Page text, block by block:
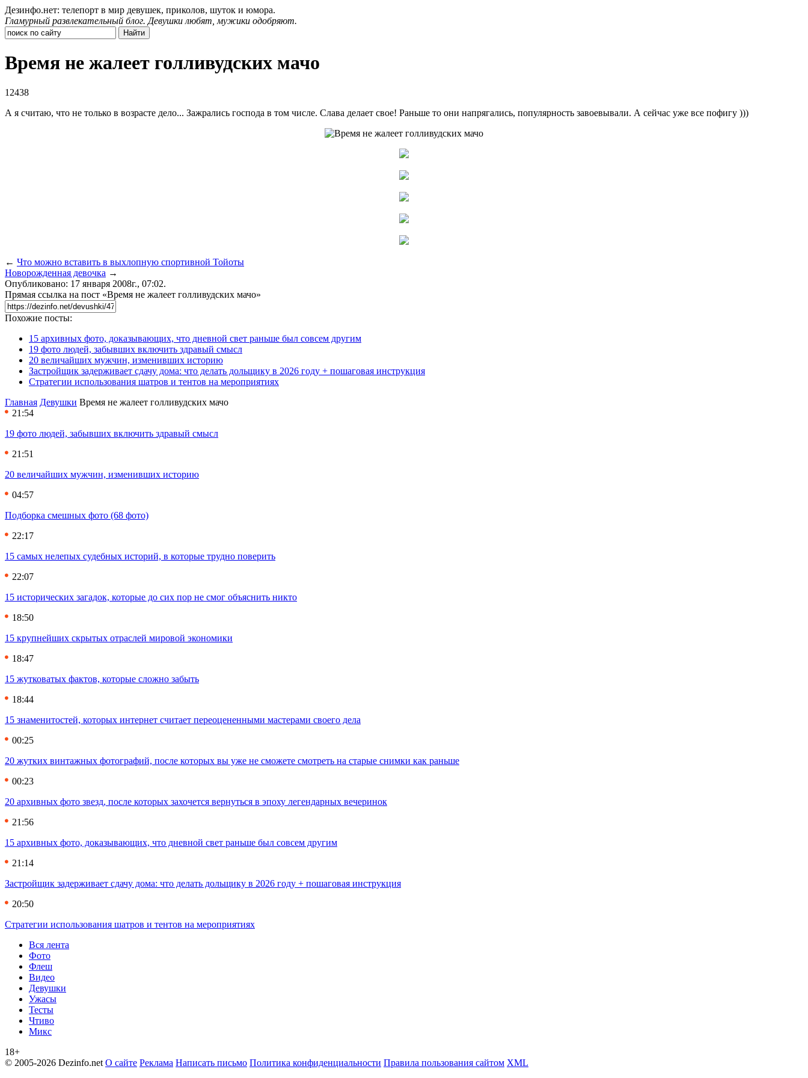
Дезинфо.нет: телепорт в мир девушек, приколов, шуток и юмора.
Гламурный развлекательный блог. Девушки любят, мужики одобряют.
Время не жалеет голливудских мачо
12438
А я считаю, что не только в возрасте дело... Зажрались господа в том числе. Слава делает свое! Раньше то они напрягались, популярность завоевывали. А сейчас уже все пофигу )))
← Что можно вставить в выхлопную спортивной Тойоты
Новорожденная девочка →
Опубликовано: 17 января 2008г., 07:02.
Прямая ссылка на пост «Время не жалеет голливудских мачо»
Похожие посты:
15 архивных фото, доказывающих, что дневной свет раньше был совсем другим
19 фото людей, забывших включить здравый смысл
20 величайших мужчин, изменивших историю
Застройщик задерживает сдачу дома: что делать дольщику в 2026 году + пошаговая инструкция
Стратегии использования шатров и тентов на мероприятиях
Главная Девушки Время не жалеет голливудских мачо
21:54
19 фото людей, забывших включить здравый смысл
21:51
20 величайших мужчин, изменивших историю
04:57
Подборка смешных фото (68 фото)
22:17
15 самых нелепых судебных историй, в которые трудно поверить
22:07
15 исторических загадок, которые до сих пор не смог объяснить никто
18:50
15 крупнейших скрытых отраслей мировой экономики
18:47
15 жутковатых фактов, которые сложно забыть
18:44
15 знаменитостей, которых интернет считает переоцененными мастерами своего дела
00:25
20 жутких винтажных фотографий, после которых вы уже не сможете смотреть на старые снимки как раньше
00:23
20 архивных фото звезд, после которых захочется вернуться в эпоху легендарных вечеринок
21:56
15 архивных фото, доказывающих, что дневной свет раньше был совсем другим
21:14
Застройщик задерживает сдачу дома: что делать дольщику в 2026 году + пошаговая инструкция
20:50
Стратегии использования шатров и тентов на мероприятиях
Вся лента
Фото
Флеш
Видео
Девушки
Ужасы
Тесты
Чтиво
Микс
18+
© 2005-2026 Dezinfo.net О сайте Реклама Написать письмо Политика конфиденциальности Правила пользования сайтом XML